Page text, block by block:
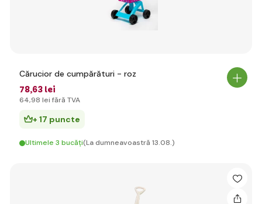
Cărucior de cumpărături - roz
78,63 lei
64,98 lei fără TVA
+ 17 puncte
Ultimele 3 bucăți(La dumneavoastră 13.08.)